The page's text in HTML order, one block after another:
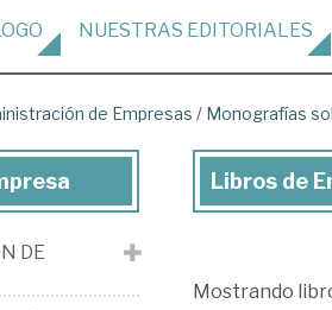
NUESTRAS EDITORIALES
de Empresas / Monografías
Libros
>
Libros de
Mostrando
DE